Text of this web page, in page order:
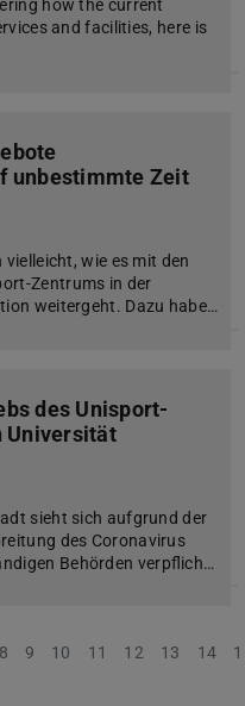
how the current
and facilities, here is
unbestimmte Zeit
wie es mit den
Zentrums in der
weitergeht. Dazu habe…
des Unisport-
Universität
sieht sich aufgrund der
des Coronavirus
Behörden verpflich…
8 9 10 11 12 13 14